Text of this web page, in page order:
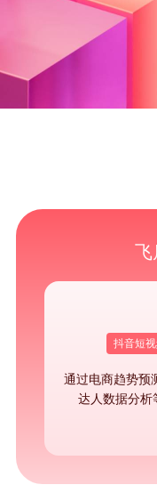
飞
抖音短
通过电商趋势预
达人数据分